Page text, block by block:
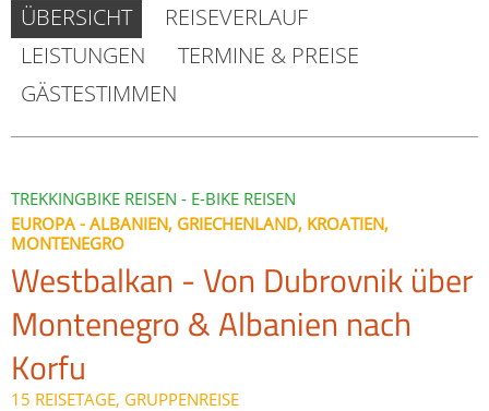
ÜBERSICHT
REISEVERLAUF
LEISTUNGEN
TERMINE & PREISE
GÄSTESTIMMEN
TREKKINGBIKE REISEN - E-BIKE REISEN
EUROPA - ALBANIEN, GRIECHENLAND, KROATIEN,
MONTENEGRO
Westbalkan - Von Dubrovnik über
Montenegro & Albanien nach
Korfu
15 REISETAGE, GRUPPENREISE